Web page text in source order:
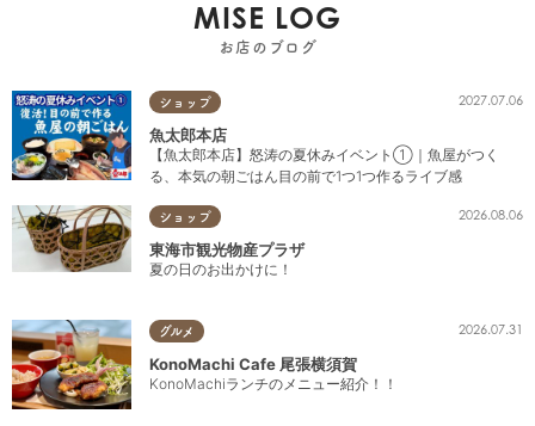
MISE LOG
お店のブログ
ショップ 2027.07.06
魚太郎本店
【魚太郎本店】怒涛の夏休みイベント①｜魚屋がつく
る、本気の朝ごはん目の前で1つ1つ作るライブ感
ショップ 2026.08.06
東海市観光物産プラザ
夏の日のお出かけに！
グルメ 2026.07.31
KonoMachi Cafe 尾張横須賀
KonoMachiランチのメニュー紹介！！